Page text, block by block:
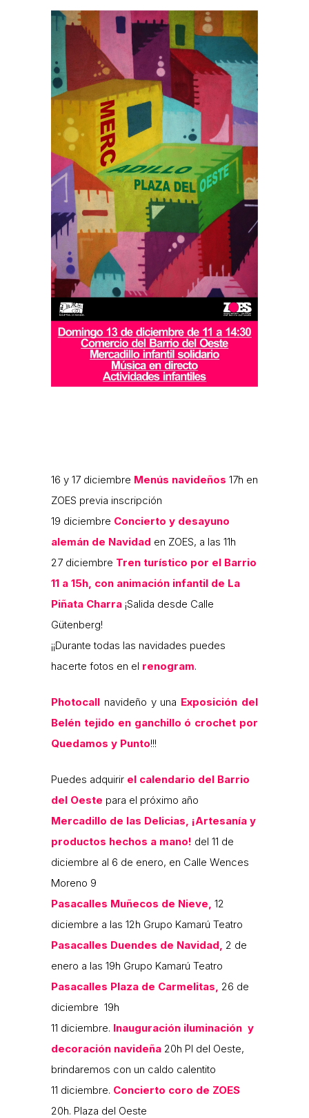
16 y 17 diciembre Menús navideños 17h en
ZOES previa inscripción
19 diciembre Concierto y desayuno
alemán de Navidad en ZOES, a las 11h
27 diciembre Tren turístico por el Barrio
11 a 15h, con animación infantil de La
Piñata Charra ¡Salida desde Calle
Gütenberg!
¡¡Durante todas las navidades puedes
hacerte fotos en el renogram.
Photocall navideño y una Exposición del
Belén tejido en ganchillo ó crochet por
Quedamos y Punto!!!
Puedes adquirir el calendario del Barrio
del Oeste para el próximo año
Mercadillo de las Delicias, ¡Artesanía y
productos hechos a mano! del 11 de
diciembre al 6 de enero, en Calle Wences
Moreno 9
Pasacalles Muñecos de Nieve, 12
diciembre a las 12h Grupo Kamarú Teatro
Pasacalles Duendes de Navidad, 2 de
enero a las 19h Grupo Kamarú Teatro
Pasacalles Plaza de Carmelitas, 26 de
diciembre 19h
11 diciembre. Inauguración iluminación y
decoración navideña 20h Pl del Oeste,
brindaremos con un caldo calentito
11 diciembre. Concierto coro de ZOES
20h. Plaza del Oeste